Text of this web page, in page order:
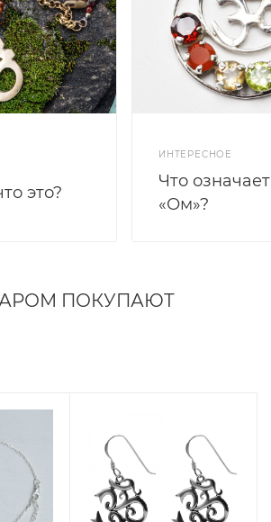
это?
ИНТЕРЕСНОЕ
Что
«Ом»?
ПОКУПАЮТ